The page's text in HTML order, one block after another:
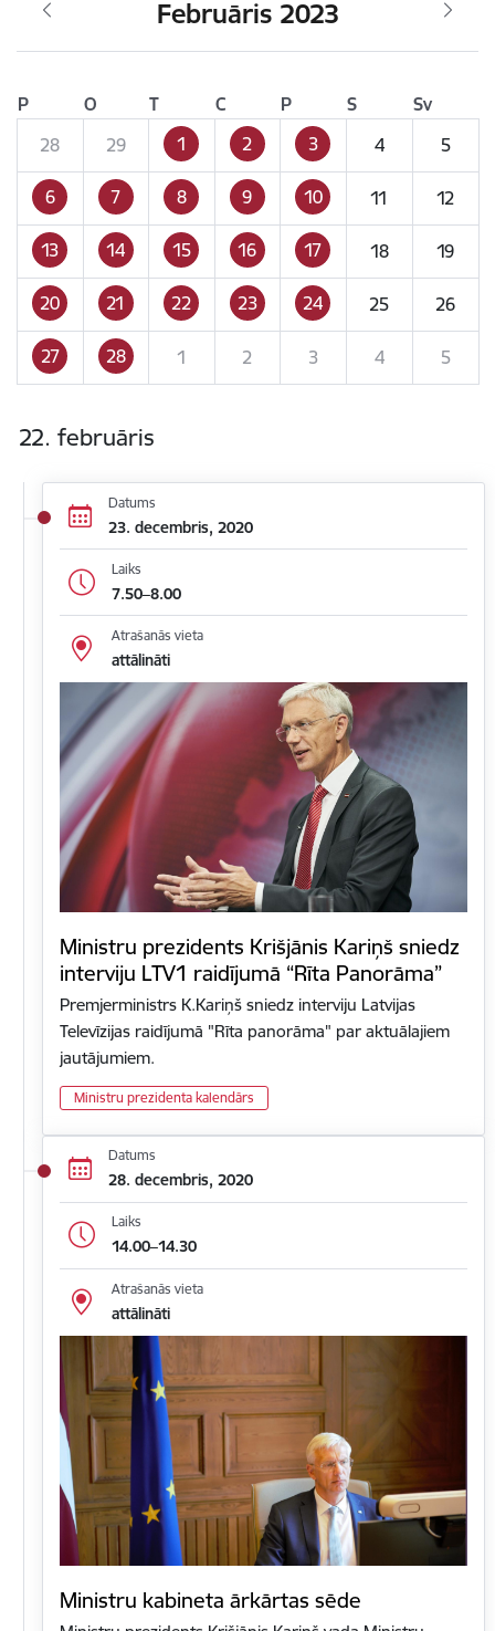
Februāris 2023
P O T C P S
Sv
28
29 1 2 3 4 5
6 7 8 9 10 11 12
13 14 15 16 17 18 19
20 21 22 23 24 25 26
27 28 1 2 3 4 5
22. februāris
Datums
23. decembris, 2020
Laiks
7.50–8.00
Atrašanās vieta
attālināti
Ministru prezidents Krišjānis Kariņš sniedz
interviju LTV1 raidījumā “Rīta Panorāma”
Premjerministrs K.Kariņš sniedz interviju Latvijas
Televīzijas raidījumā "Rīta panorāma" par aktuālajiem
jautājumiem.
Ministru prezidenta kalendārs
Datums
28. decembris, 2020
Laiks
14.00–14.30
Atrašanās vieta
attālināti
Ministru kabineta ārkārtas sēde